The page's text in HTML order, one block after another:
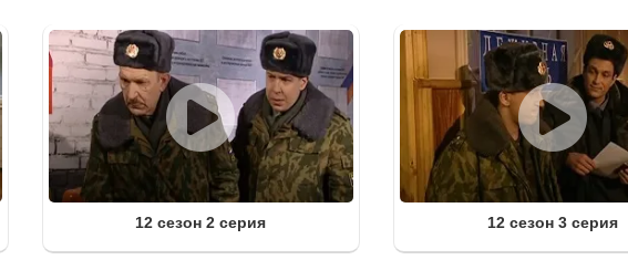
12 сезон 2 серия 12 сезон 3 серия